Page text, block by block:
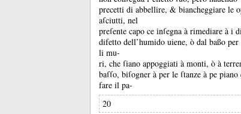
precetti di abbellire, & biancheggiare le
aſciutti, nel
preſente capo ce inſegna à rimediare à
difetto dell’humido uiene, ò dal baßo
li mu-
ri, che ſiano appoggiati à monti, ò à
baſſo, biſogner à per le ſtanze à pe
fare il pa-
20